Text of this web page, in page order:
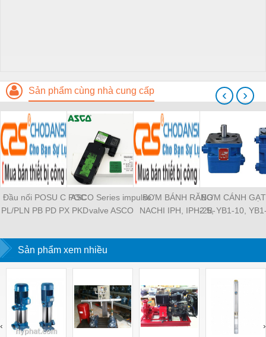
Sản phẩm cùng nhà cung cấp
Đầu nối POSU C POC
PL/PLN PB PD PX PKD
PLF PMF PTL SL SS
SCA SAFS SASF HVFS
HVSF PU PV PE PY
HVFF PLJ PYJ PP PG
PEG PW PGJ PPGJ
PYJW SL-C PC-C
POC-C PL-C
ASCO Series impulse
valve ASCO
SCG353A044 ASCO
SCG353A047 ASCO
SCG353A050 ASCO
SXE353.060
BƠM BÁNH RĂNG
NACHI IPH, IPH-2B-
IPH-2A-5-11, IPH-5A-
IPH-5B-50-LT-11, IPH-
100-L-11, IPH-5A-40-
11
BƠM CÁNH
2.5, YB1-10,
100/16 YB1-
YB1-40/12 YB1-
‹ ›
Sản phẩm xem nhiều
‹ ›